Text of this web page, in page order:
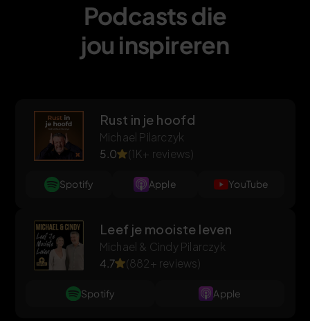
Podcasts die
jou inspireren
Rust in je hoofd
Michael Pilarczyk
5.0
(1K+ reviews)
Spotify Apple YouTube
Leef je mooiste leven
Michael & Cindy Pilarczyk
4.7
(882+ reviews)
Spotify Apple